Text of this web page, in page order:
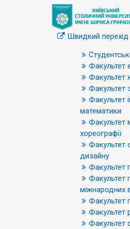
Швидкий перехід
Факультет
Факультет
Факультет
Факультет
математики
Факультет
хореографії
Факультет
дизайну
Факультет
Факультет
міжнародних
Факультет
Факультет
Факультет